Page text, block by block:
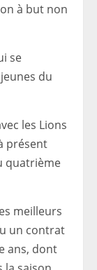
à but non
se
du
les Lions
présent
quatrième
meilleurs
un contrat
ans, dont